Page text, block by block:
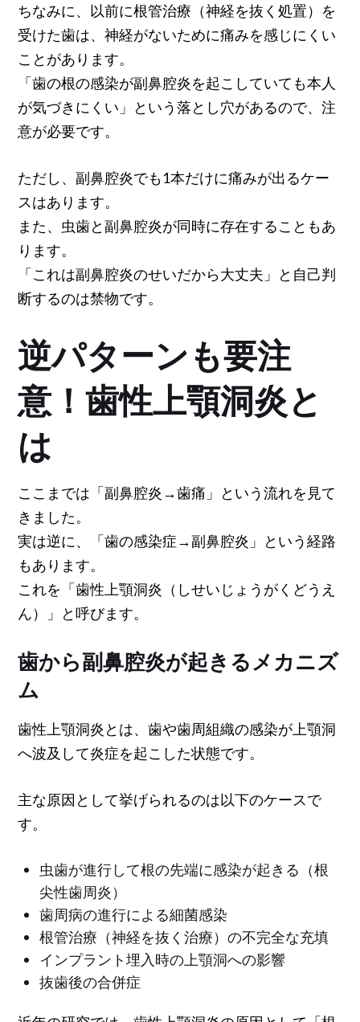
ちなみに、以前に根管治療（神経を抜く処置）を
受けた歯は、神経がないために痛みを感じにくい
ことがあります。
「歯の根の感染が副鼻腔炎を起こしていても本人
が気づきにくい」という落とし穴があるので、注
意が必要です。
ただし、副鼻腔炎でも1本だけに痛みが出るケー
スはあります。
また、虫歯と副鼻腔炎が同時に存在することもあ
ります。
「これは副鼻腔炎のせいだから大丈夫」と自己判
断するのは禁物です。
逆パターンも要注
意！歯性上顎洞炎と
は
ここまでは「副鼻腔炎→歯痛」という流れを見て
きました。
実は逆に、「歯の感染症→副鼻腔炎」という経路
もあります。
これを「歯性上顎洞炎（しせいじょうがくどうえ
ん）」と呼びます。
歯から副鼻腔炎が起きるメカニズ
ム
歯性上顎洞炎とは、歯や歯周組織の感染が上顎洞
へ波及して炎症を起こした状態です。
主な原因として挙げられるのは以下のケースで
す。
虫歯が進行して根の先端に感染が起きる（根
尖性歯周炎）
歯周病の進行による細菌感染
根管治療（神経を抜く治療）の不完全な充填
インプラント埋入時の上顎洞への影響
抜歯後の合併症